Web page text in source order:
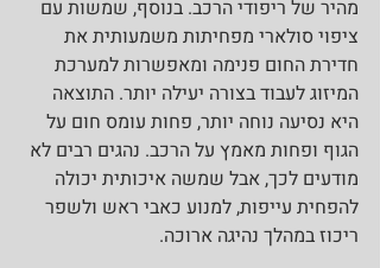
מהיר של ריפודי הרכב. בנוסף, שמשות עם
ציפוי סולארי מפחיתות משמעותית את
חדירת החום פנימה ומאפשרות למערכת
המיזוג לעבוד בצורה יעילה יותר. התוצאה
היא נסיעה נוחה יותר, פחות עומס חום על
הגוף ופחות מאמץ על הרכב. נהגים רבים לא
מודעים לכך, אבל שמשה איכותית יכולה
להפחית עייפות, למנוע כאבי ראש ולשפר
ריכוז במהלך נהיגה ארוכה.